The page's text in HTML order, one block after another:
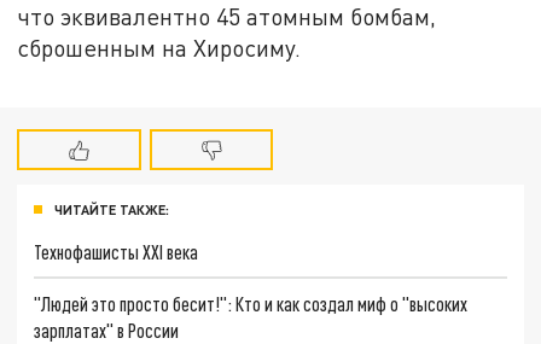
что эквивалентно 45 атомным бомбам,
сброшенным на Хиросиму.
ЧИТАЙТЕ ТАКЖЕ:
Технофашисты XXI века
"Людей это просто бесит!": Кто и как создал миф о "высоких
зарплатах" в России